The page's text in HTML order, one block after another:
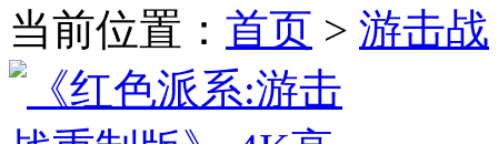
当前位置： 首页 > 游击战